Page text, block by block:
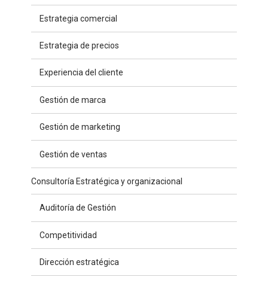
Estrategia comercial
Estrategia de precios
Experiencia del cliente
Gestión de marca
Gestión de marketing
Gestión de ventas
Consultoría Estratégica y organizacional
Auditoría de Gestión
Competitividad
Dirección estratégica